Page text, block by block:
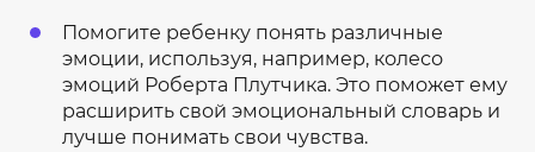
Помогите ребенку понять различные
эмоции, используя, например, колесо
эмоций Роберта Плутчика. Это поможет ему
расширить свой эмоциональный словарь и
лучше понимать свои чувства.